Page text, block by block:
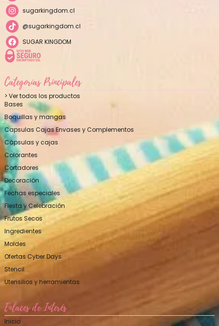
sugarkingdom.cl
@sugarkingdom.cl
SUGAR KINGDOM
Categorías Principales
> Ver todos los productos
Bases
Boquillas y mangas
Capsulas Cajas Envases y Complementos
Cápsulas y cajas
Colorantes
Cortadores
Decoración
Fechas especiales
Fiesta y Celebración
Frutos Secos
Ingredientes
Moldes
Ofertas Cyber Days
Stencil
Utensilios y herramientas
Enlaces de Interés
Inicio